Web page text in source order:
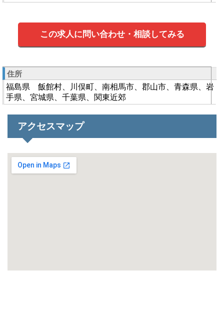
この求人に問い合わせ・相談してみる
住所
福島県 飯館村、川俣町、南相馬市、郡山市、青森県、岩
手県、宮城県、千葉県、関東近郊
アクセスマップ